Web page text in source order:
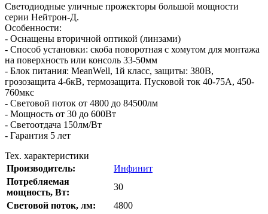
Светодиодные уличные прожекторы большой мощности
серии Нейтрон-Д.
Особенности:
- Оснащены вторичной оптикой (линзами)
- Способ установки: скоба поворотная с хомутом для монтажа
на поверхность или консоль 33-50мм
- Блок питания: MeanWell, 1й класс, защиты: 380В,
грозозащита 4-6кВ, термозащита. Пусковой ток 40-75A, 450-
760мкс
- Световой поток от 4800 до 84500лм
- Мощность от 30 до 600Вт
- Светоотдача 150лм/Вт
- Гарантия 5 лет
Тех. характеристики
Производитель:
Инфинит
Потребляемая
мощность, Вт:
30
Cветовой поток, лм:
4800